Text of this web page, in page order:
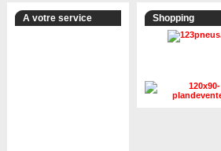
A votre service Shopping